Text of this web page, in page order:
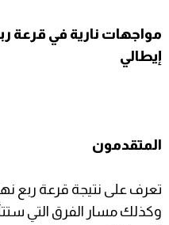
مواجهات نارية في قرعة
إيطالي
المتقدمون
وكذلك مسار الفرق التي